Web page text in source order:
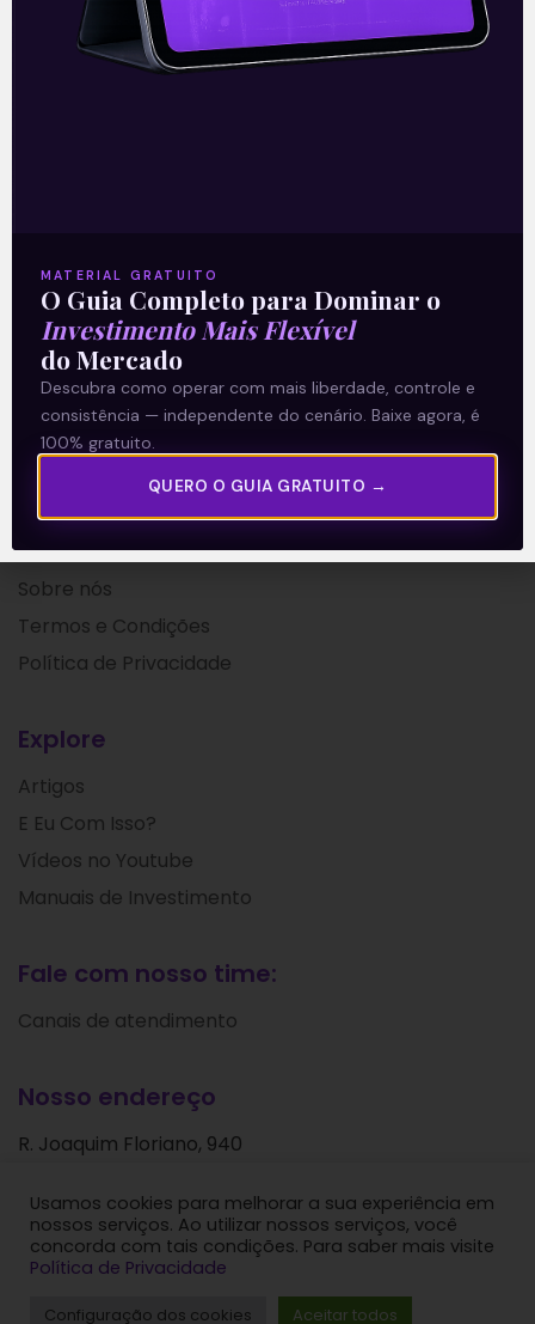
Relatoria da CPI da Covid
27/04/2021
A Levante
Sobre nós
Termos e Condições
Política de Privacidade
Explore
Artigos
E Eu Com Isso?
Vídeos no Youtube
Manuais de Investimento
Fale com nosso time:
Canais de atendimento
Nosso endereço
R. Joaquim Floriano, 940
São Paulo - SP
CEP: 04534-004
Levante Ideias de Investimentos © 2024. Todos os
Usamos cookies para melhorar a sua experiência em
nossos serviços. Ao utilizar nossos serviços, você
concorda com tais condições. Para saber mais visite
Política de Privacidade
Configuração dos cookies Aceitar todos
MATERIAL GRATUITO
O Guia Completo para Dominar o
Investimento Mais Flexível
do Mercado
Descubra como operar com mais liberdade, controle e
consistência — independente do cenário. Baixe agora, é
100% gratuito.
QUERO O GUIA GRATUITO →